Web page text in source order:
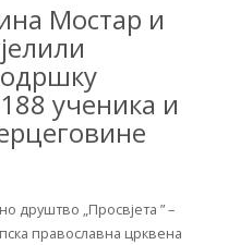
Мостар и
ученика и
друштво „Просвјета ” –
православна црквена